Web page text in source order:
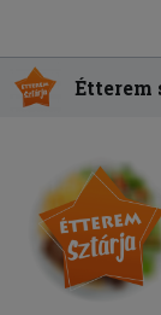
Étterem